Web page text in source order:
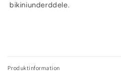
bikiniunderddele.
lProduktinformation